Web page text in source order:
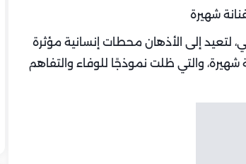
لتعيد إلى الأذهان محطات إنسانية مؤثرة
والتي ظلت نموذجًا للوفاء والتفاهم